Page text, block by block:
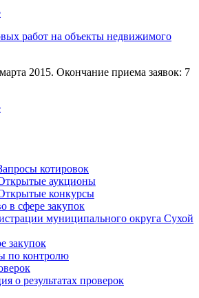
работ на объекты недвижимого
2015. Окончание приема заявок: 7
котировок
Открытые аукционы
конкурсы
в сфере закупок
муниципального округа Сухой
закупок
по контролю
о результатах проверок